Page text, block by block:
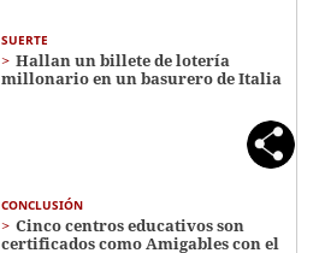
SUERTE
Hallan un billete de lotería
millonario en un basurero de Italia
CONCLUSIÓN
Cinco centros educativos son
certificados como Amigables con el